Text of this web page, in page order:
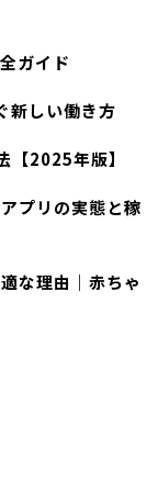
ガイド
新しい働き方
【2025年版】
プリの実態と稼
な理由｜赤ちゃ